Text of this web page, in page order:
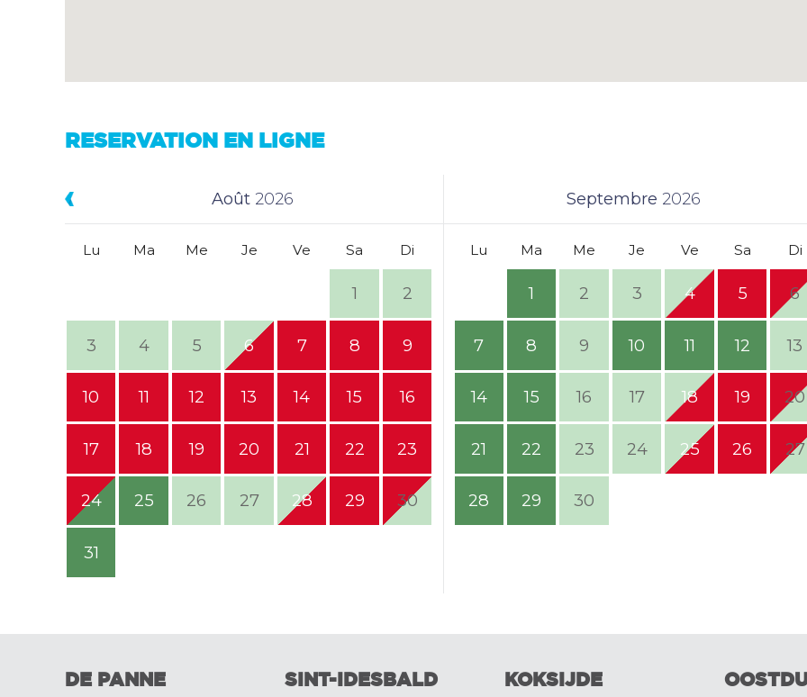
RESERVATION EN LIGNE
Août 2026
Lu Ma Me Je Ve Sa Di
1 2
3 4 5 6 7 8 9
10 11 12 13 14 15 16
17 18 19 20 21 22 23
24 25 26 27 28 29 30
31
Septembre 2026
Lu Ma Me Je Ve Sa Di
1 2 3 4 5 6
7 8 9 10 11 12 13
14 15 16 17 18 19 20
21 22 23 24 25 26 27
28 29 30
DE PANNE SINT-IDESBALD KOKSIJDE